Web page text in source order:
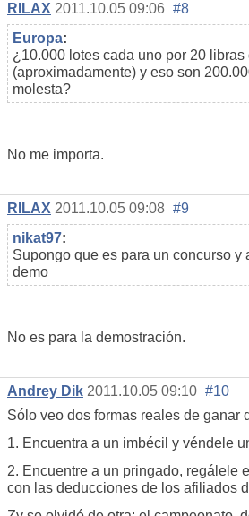
RILAX 2011.10.05 09:06 #8
Europa:
¿10.000 lotes cada uno por 20 libras
(aproximadamente) y eso son
molesta?
No me importa.
RILAX 2011.10.05 09:08 #9
nikat97:
Supongo que es para un concurso y
demo
No es para la demostración.
Andrey Dik 2011.10.05 09:10 #10
Sólo veo dos formas reales de ganar
1. Encuentra a un imbécil y véndele
2. Encuentre a un pringado, regálele
con las deducciones de los afiliados